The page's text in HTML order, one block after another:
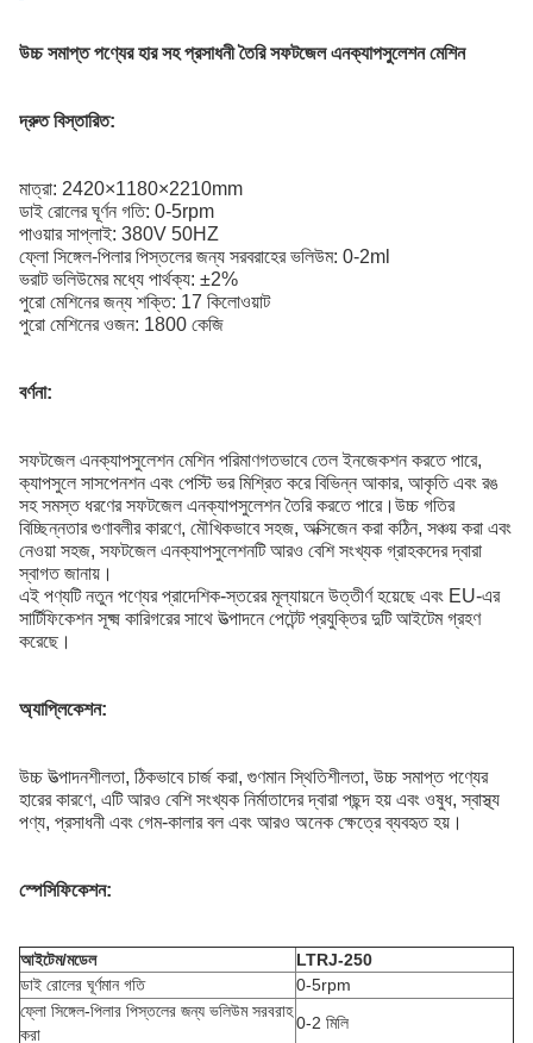
উচ্চ সমাপ্ত পণ্যের হার সহ প্রসাধনী তৈরি সফটজেল এনক্যাপসুলেশন মেশিন
দ্রুত বিস্তারিত:
মাত্রা: 2420×1180×2210mm
ডাই রোলের ঘূর্ণন গতি: 0-5rpm
পাওয়ার সাপ্লাই: 380V 50HZ
ফ্লো সিঙ্গেল-পিলার পিস্তলের জন্য সরবরাহের ভলিউম: 0-2ml
ভরাট ভলিউমের মধ্যে পার্থক্য: ±2%
পুরো মেশিনের জন্য শক্তি: 17 কিলোওয়াট
পুরো মেশিনের ওজন: 1800 কেজি
বর্ণনা:
সফটজেল এনক্যাপসুলেশন মেশিন পরিমাণগতভাবে তেল ইনজেকশন করতে পারে,
ক্যাপসুলে সাসপেনশন এবং পেস্টি ভর মিশ্রিত করে বিভিন্ন আকার, আকৃতি এবং রঙ
সহ সমস্ত ধরণের সফটজেল এনক্যাপসুলেশন তৈরি করতে পারে।উচ্চ গতির
বিচ্ছিন্নতার গুণাবলীর কারণে, মৌখিকভাবে সহজ, অক্সিজেন করা কঠিন, সঞ্চয় করা এবং
নেওয়া সহজ, সফটজেল এনক্যাপসুলেশনটি আরও বেশি সংখ্যক গ্রাহকদের দ্বারা
স্বাগত জানায়।
এই পণ্যটি নতুন পণ্যের প্রাদেশিক-স্তরের মূল্যায়নে উত্তীর্ণ হয়েছে এবং EU-এর
সার্টিফিকেশন সূক্ষ্ম কারিগরের সাথে উত্পাদনে পেটেন্ট প্রযুক্তির দুটি আইটেম গ্রহণ
করেছে।
অ্যাপ্লিকেশন:
উচ্চ উত্পাদনশীলতা, ঠিকভাবে চার্জ করা, গুণমান স্থিতিশীলতা, উচ্চ সমাপ্ত পণ্যের
হারের কারণে, এটি আরও বেশি সংখ্যক নির্মাতাদের দ্বারা পছন্দ হয় এবং ওষুধ, স্বাস্থ্য
পণ্য, প্রসাধনী এবং গেম-কালার বল এবং আরও অনেক ক্ষেত্রে ব্যবহৃত হয়।
স্পেসিফিকেশন:
আইটেম/মডেল
LTRJ-250
ডাই রোলের ঘূর্ণমান গতি
0-5rpm
ফ্লো সিঙ্গেল-পিলার পিস্তলের জন্য ভলিউম সরবরাহ
করা
0-2 মিলি